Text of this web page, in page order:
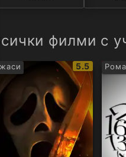
филми с
IMDb
рейтинг:
5.5